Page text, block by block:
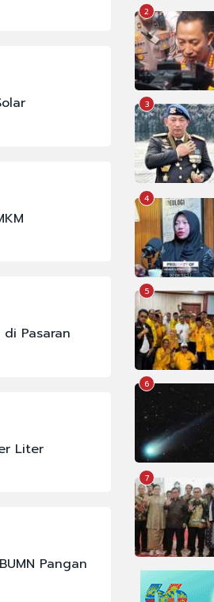
Pasaran
Liter
Pangan
2
3
4
5
6
7